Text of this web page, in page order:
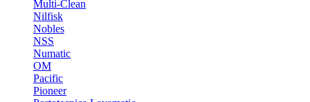
Multi-Clean
Nilfisk
Nobles
NSS
Numatic
OM
Pacific
Pioneer